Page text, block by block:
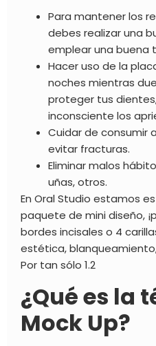
Para mantener los
debes realizar una
emplear una buena
Hacer uso de la
noches mientras
proteger tus
inconsciente los
Cuidar de consumir
evitar fracturas.
Eliminar malos
uñas, otros.
En Oral Studio estamos
paquete de mini diseño,
bordes incisales o 4
estética,
Por tan sólo 1.2
¿Qué es la
Mock Up?